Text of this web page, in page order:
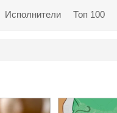
Исполнители Топ 100